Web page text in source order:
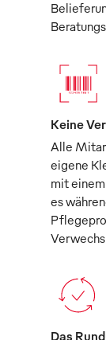
Keine
Alle
eigene
mit
es
Das